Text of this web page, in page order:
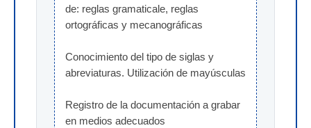
de: reglas gramaticale, reglas
ortográficas y mecanográficas
Conocimiento del tipo de siglas y
abreviaturas. Utilización de mayúsculas
Registro de la documentación a grabar
en medios adecuados